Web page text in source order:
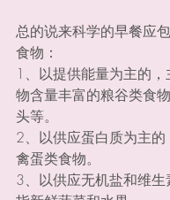
总的说来科学的早餐应
食物：
1、以提供能量为主的
物含量丰富的粮谷类食
头等。
2、以供应蛋白质为主的
禽蛋类食物。
3、以供应无机盐和维